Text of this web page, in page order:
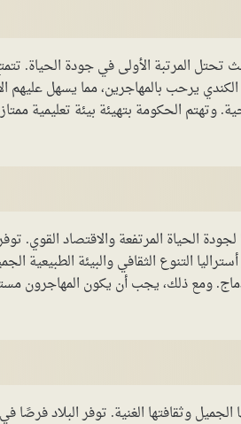
المرتبة الأولى في جودة الحياة.
الكندي يرحب بالمهاجرين، مما يسهل عليهم
وتهتم الحكومة بتهيئة بيئة تعليمية
الحياة المرتفعة والاقتصاد القوي.
التنوع الثقافي والبيئة الطبيعية
ومع ذلك، يجب أن يكون المهاجرون
وثقافتها الغنية. توفر البلاد فرصًا